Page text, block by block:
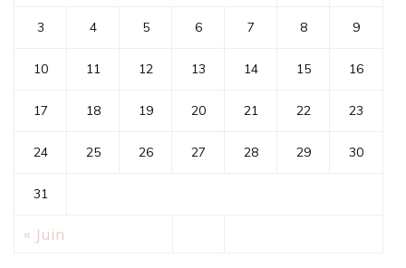
3 4 5 6 7 8 9
10 11 12 13 14 15 16
17 18 19 20 21 22 23
24 25 26 27 28 29 30
31
« Juin